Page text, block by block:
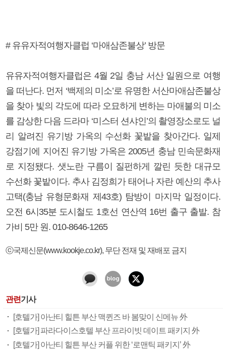
# 유유자적여행자클럽 ‘마애삼존불상’ 방문
유유자적여행자클럽은 4월 2일 충남 서산 일원으로 여행
을 떠난다. 먼저 ‘백제의 미소’로 유명한 서산마애삼존불상
을 찾아 빛의 각도에 따라 오묘하게 변하는 마애불의 미소
를 감상한 다음 드라마 ‘미스터 션샤인’의 촬영장소로도 널
리 알려진 유기방 가옥의 수선화 꽃밭을 찾아간다. 일제
강점기에 지어진 유기방 가옥은 2005년 충남 민속문화재
로 지정됐다. 샛노란 구름이 질펀하게 깔린 듯한 대규모
수선화 꽃밭이다. 추사 김정희가 태어나 자란 예산의 추사
고택(충남 유형문화재 제43호) 탐방이 마지막 일정이다.
오전 6시35분 도시철도 1호선 연산역 16번 출구 출발. 참
가비 5만 원. 010-8646-1265
ⓒ국제신문(www.kookje.co.kr), 무단 전재 및 재배포 금지
관련기사
[호텔가] 아난티 힐튼 부산 맥퀸즈 바 봄맞이 신메뉴 外
[호텔가] 파라다이스호텔 부산 프라이빗 데이트 패키지 外
[호텔가] 아난티 힐튼 부산 커플 위한 ‘로맨틱 패키지’ 外